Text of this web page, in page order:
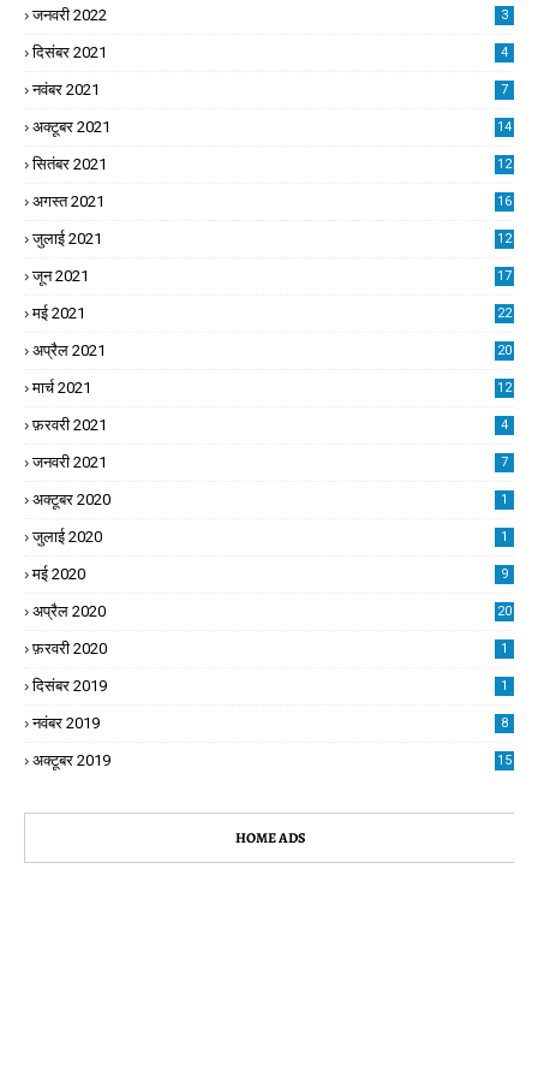
जनवरी 2022 3
दिसंबर 2021 4
नवंबर 2021 7
अक्टूबर 2021 14
सितंबर 2021 12
अगस्त 2021 16
जुलाई 2021 12
जून 2021 17
मई 2021 22
अप्रैल 2021 20
मार्च 2021 12
फ़रवरी 2021 4
जनवरी 2021 7
अक्टूबर 2020 1
जुलाई 2020 1
मई 2020 9
अप्रैल 2020 20
फ़रवरी 2020 1
दिसंबर 2019 1
नवंबर 2019 8
अक्टूबर 2019 15
HOME ADS